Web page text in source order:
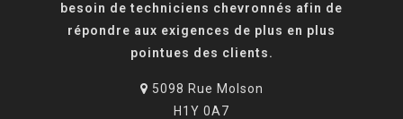
besoin de techniciens chevronnés afin de
répondre aux exigences de plus en plus
pointues des clients.
5098 Rue Molson
H1Y 0A7